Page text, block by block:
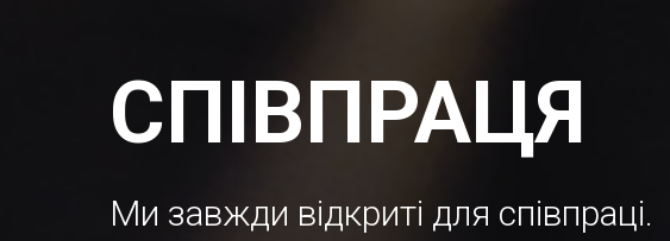
СПІВПРАЦЯ
Ми завжди відкриті для співпраці.